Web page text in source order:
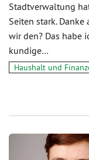
Stadtverwaltung
Seiten stark.
wir den? Das habe
kundige…
Haushalt und